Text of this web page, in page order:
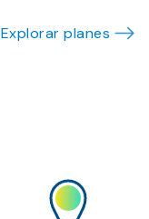
Explorar planes